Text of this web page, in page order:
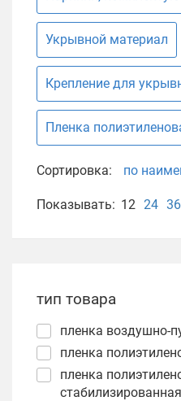
Укрывной материал
Крепление для
Пленка
Сортировка: по
Показывать: 12 24 36
тип товара
пленка воздушно-
пленка
пленка
стабилизированная